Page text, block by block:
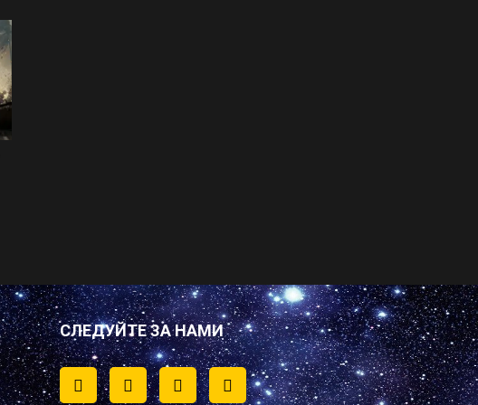
СЛЕДУЙТЕ ЗА НАМИ